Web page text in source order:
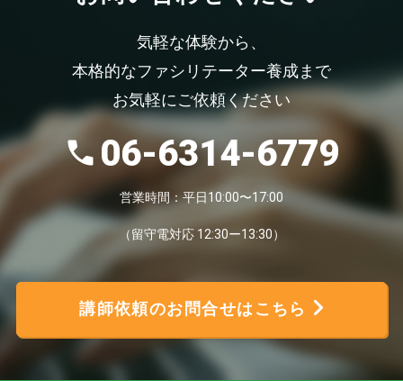
気軽な体験から、
本格的なファシリテーター養成まで
お気軽にご依頼ください
06-6314-6779
営業時間：平日10:00〜17:00
（留守電対応 12:30ー13:30）
講師依頼のお問合せはこちら